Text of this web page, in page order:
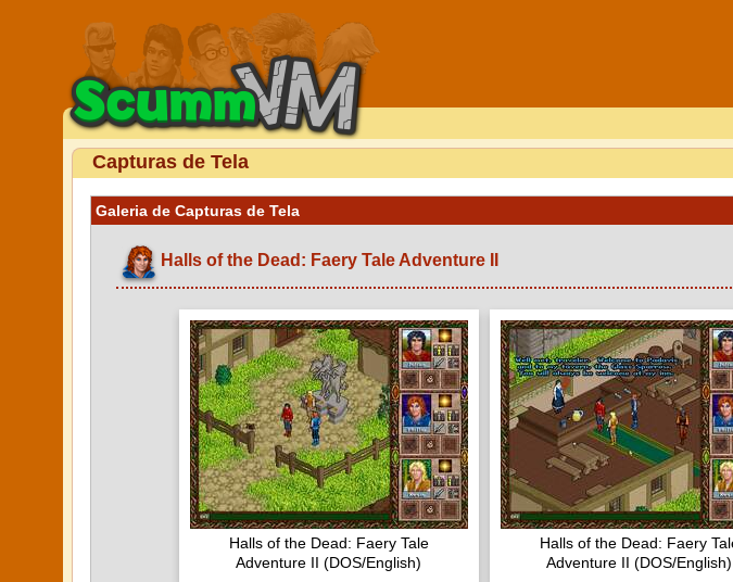
Capturas de Tela
Galeria de Capturas de Tela
Halls of the Dead: Faery Tale Adventure II
Halls of the Dead: Faery Tale
Adventure II (DOS/English)
Halls of the Dead: Faery
Adventure II (DOS/English)